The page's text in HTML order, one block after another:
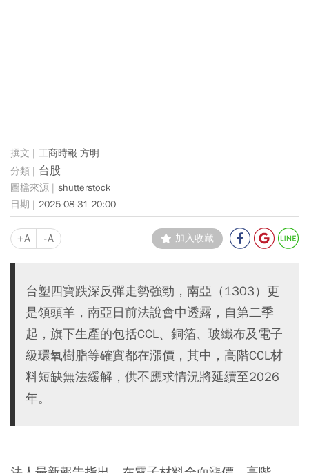
工商時報 方明
台股
shutterstock
2025-08-31 20:00
+A -A 加入收藏
台塑四寶跌深反彈走勢強勁，南亞（1303）更
是領頭羊，南亞日前法說會中透露，自第二季
起，旗下生產的包括CCL、銅箔、玻纖布及電子
級環氧樹脂等確實都在漲價，其中，高階CCL材
料短缺無法緩解，供不應求情況將延續至2026
年。